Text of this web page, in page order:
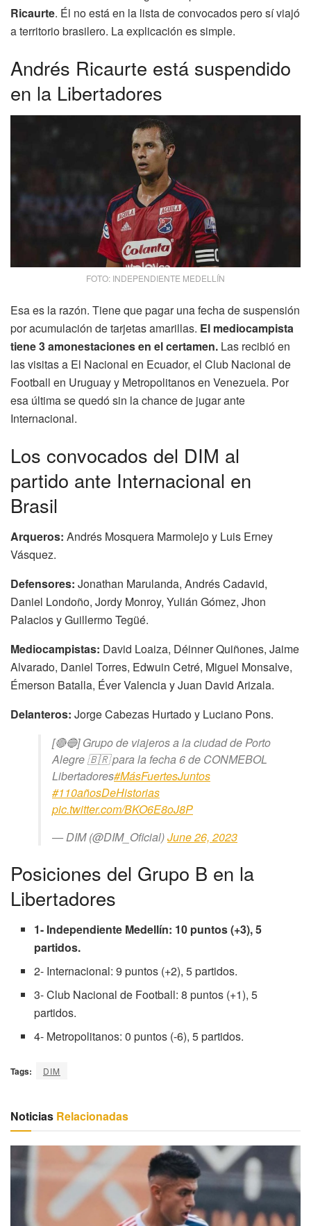
Ricaurte. Él no está en la lista de convocados pero sí viajó
a territorio brasilero. La explicación es simple.
Andrés Ricaurte está suspendido
en la Libertadores
FOTO: INDEPENDIENTE MEDELLÍN
Esa es la razón. Tiene que pagar una fecha de suspensión
por acumulación de tarjetas amarillas. El mediocampista
tiene 3 amonestaciones en el certamen. Las recibió en
las visitas a El Nacional en Ecuador, el Club Nacional de
Football en Uruguay y Metropolitanos en Venezuela. Por
esa última se quedó sin la chance de jugar ante
Internacional.
Los convocados del DIM al
partido ante Internacional en
Brasil
Arqueros: Andrés Mosquera Marmolejo y Luis Erney
Vásquez.
Defensores: Jonathan Marulanda, Andrés Cadavid,
Daniel Londoño, Jordy Monroy, Yulián Gómez, Jhon
Palacios y Guillermo Tegüé.
Mediocampistas: David Loaiza, Déinner Quiñones, Jaime
Alvarado, Daniel Torres, Edwuin Cetré, Miguel Monsalve,
Émerson Batalla, Éver Valencia y Juan David Arizala.
Delanteros: Jorge Cabezas Hurtado y Luciano Pons.
[🔴🔵] Grupo de viajeros a la ciudad de Porto
Alegre 🇧🇷 para la fecha 6 de CONMEBOL
Libertadores#MásFuertesJuntos
#110añosDeHistorias
pic.twitter.com/BKO6E8oJ8P
— DIM (@DIM_Oficial)June 26, 2023
Posiciones del Grupo B en la
Libertadores
1- Independiente Medellín: 10 puntos (+3), 5
partidos.
2- Internacional: 9 puntos (+2), 5 partidos.
3- Club Nacional de Football: 8 puntos (+1), 5
partidos.
4- Metropolitanos: 0 puntos (-6), 5 partidos.
Tags: DIM
Noticias Relacionadas